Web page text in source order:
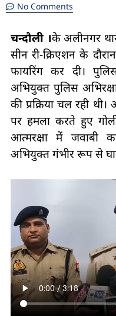
No Comments
चन्दौली ।के अलीनगर
सीन री-क्रिएशन के
फायरिंग कर दी।
अभियुक्त पुलिस
की प्रक्रिया चल रही
पर हमला करते हुए
आत्मरक्षा में जवाबी
अभियुक्त गंभीर रूप से